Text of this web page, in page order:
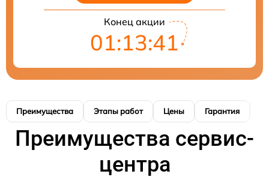
Конец акции
01:13:41
Преимущества Этапы работ Цены Гарантия
Преимущества сервис-
центра